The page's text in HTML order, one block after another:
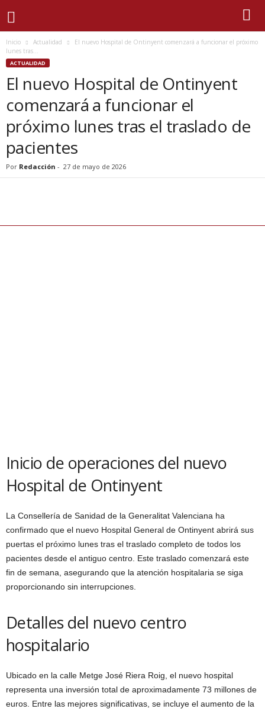
Inicio Actualidad
El nuevo Hospital de Ontinyent comenzará a funcionar el próximo
lunes tras...
ACTUALIDAD
El nuevo Hospital de Ontinyent
comenzará a funcionar el
próximo lunes tras el traslado de
pacientes
Por Redacción - 27 de mayo de 2026
Inicio de operaciones del nuevo
Hospital de Ontinyent
La Consellería de Sanidad de la Generalitat Valenciana ha
confirmado que el nuevo Hospital General de Ontinyent abrirá sus
puertas el próximo lunes tras el traslado completo de todos los
pacientes desde el antiguo centro. Este traslado comenzará este
fin de semana, asegurando que la atención hospitalaria se siga
proporcionando sin interrupciones.
Detalles del nuevo centro
hospitalario
Ubicado en la calle Metge José Riera Roig, el nuevo hospital
representa una inversión total de aproximadamente 73 millones de
euros. Entre las mejores significativas, se incluye el aumento de la